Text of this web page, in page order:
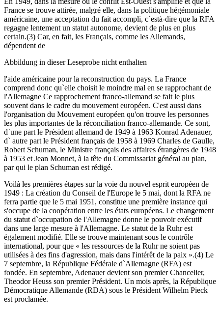
France se trouve attirée, malgré elle, dans la politique hégémoniale
américaine, une acceptation du fait accompli, c`està-dire que la RFA
regagne lentement un statut autonome, devient de plus en plus
certain.(3) Car, en fait, les Français, comme les Allemands,
dépendent de
Abbildung in dieser Leseprobe nicht enthalten
l'aide américaine pour la reconstruction du pays. La France
comprend donc qu`elle choisit le moindre mal en se rapprochant de
l'Allemagne Ce rapprochement franco-allemand se fait le plus
souvent dans le cadre du mouvement européen. C'est aussi dans
l'organisation du Mouvement européen qu'on trouve les personnes
les plus importantes de la réconciliation franco-allemande. Ce sont,
d`une part le Président allemand de 1949 à 1963 Konrad Adenauer,
d` autre part le Président français de 1958 à 1969 Charles de Gaulle,
Robert Schuman, le Ministre français des affaires étrangères de 1948
à 1953 et Jean Monnet, à la tête du Commissariat général au plan,
par qui le plan Schuman est rédigé.
Voilà les premières étapes sur la voie du nouvel esprit européen de
1949 : La création du Conseil de l'Europe le 5 mai, dont la RFA ne
ferra partie que le 5 mai 1951, constitue une première instance qui
s'occupe de la coopération entre les états européens. Le changement
du statut d`occupation de l'Allemagne donne le pouvoir exécutif
dans une large mesure à l'Allemagne. Le statut de la Ruhr est
également modifié. Elle se trouve maintenant sous le contrôle
international, pour que « les ressources de la Ruhr ne soient pas
utilisées à des fins d'agression, mais dans l'intérêt de la paix ».(4) Le
7 septembre, la République Fédérale d`Allemagne (RFA) est
fondée. En septembre, Adenauer devient son premier Chancelier,
Theodor Heuss son premier Président. Un mois après, la République
Démocratique Allemande (RDA) sous le Président Wilhelm Pieck
est proclamée.